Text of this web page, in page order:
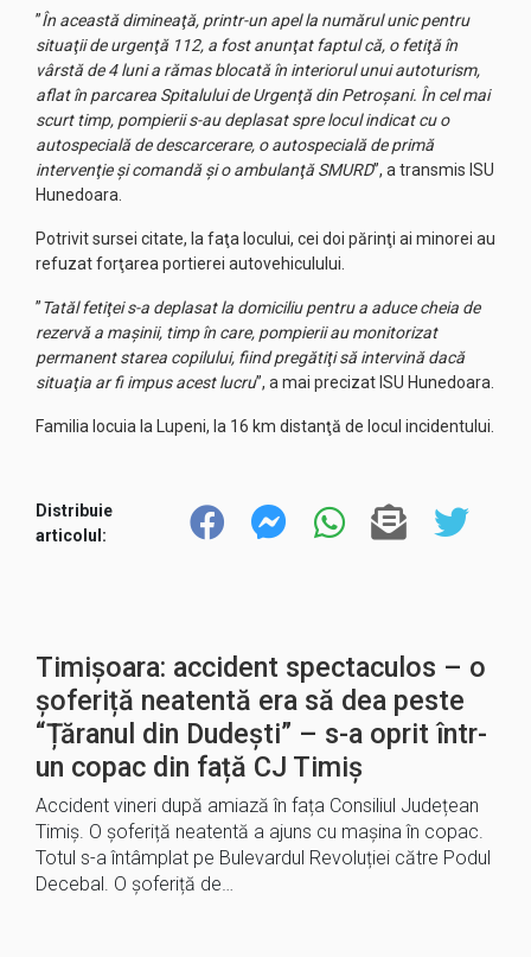
”În această dimineaţă, printr-un apel la numărul unic pentru
situaţii de urgenţă 112, a fost anunţat faptul că, o fetiţă în
vârstă de 4 luni a rămas blocată în interiorul unui autoturism,
aflat în parcarea Spitalului de Urgenţă din Petroşani. În cel mai
scurt timp, pompierii s-au deplasat spre locul indicat cu o
autospecială de descarcerare, o autospecială de primă
intervenţie şi comandă şi o ambulanţă SMURD”, a transmis ISU
Hunedoara.
Potrivit sursei citate, la faţa locului, cei doi părinţi ai minorei au
refuzat forţarea portierei autovehiculului.
”Tatăl fetiţei s-a deplasat la domiciliu pentru a aduce cheia de
rezervă a maşinii, timp în care, pompierii au monitorizat
permanent starea copilului, fiind pregătiţi să intervină dacă
situaţia ar fi impus acest lucru”, a mai precizat ISU Hunedoara.
Familia locuia la Lupeni, la 16 km distanţă de locul incidentului.
Distribuie
articolul:
Timișoara: accident spectaculos – o
șoferiță neatentă era să dea peste
“Țăranul din Dudești” – s-a oprit într-
un copac din față CJ Timiș
Accident vineri după amiază în fața Consiliul Județean
Timiș. O șoferiță neatentă a ajuns cu mașina în copac.
Totul s-a întâmplat pe Bulevardul Revoluției către Podul
Decebal. O șoferiță de…